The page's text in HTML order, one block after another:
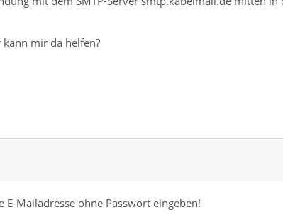
mir da helfen?
Mailadresse ohne Passwort eingeben!